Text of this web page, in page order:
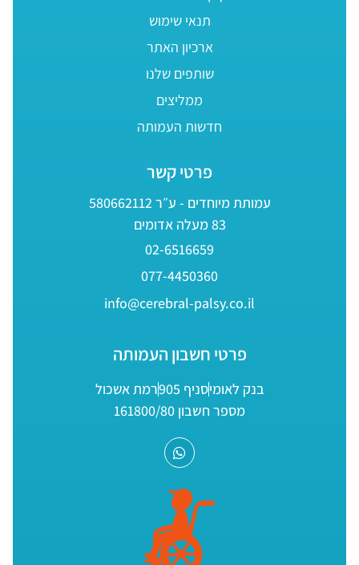
תנאי שימוש
ארכיון האתר
שותפים שלנו
ממליצים
חדשות העמותה
פרטי קשר
עמותת מיוחדים - ע״ר 580662112
83 מעלה אדומים
02-6516659
077-4450360
info@cerebral-palsy.co.il
פרטי חשבון העמותה
בנק לאומיסניף 905
רמת אשכול
מספר חשבון 161800/80